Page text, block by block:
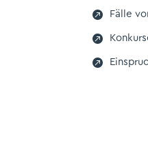
 Fälle

